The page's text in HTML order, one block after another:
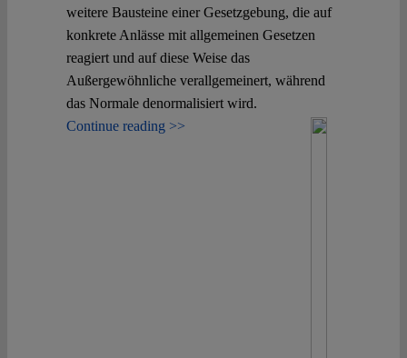
weitere Bausteine einer Gesetzgebung, die auf
konkrete Anlässe mit allgemeinen Gesetzen
reagiert und auf diese Weise das
Außergewöhnliche verallgemeinert, während
das Normale denormalisiert wird.
Continue reading >>